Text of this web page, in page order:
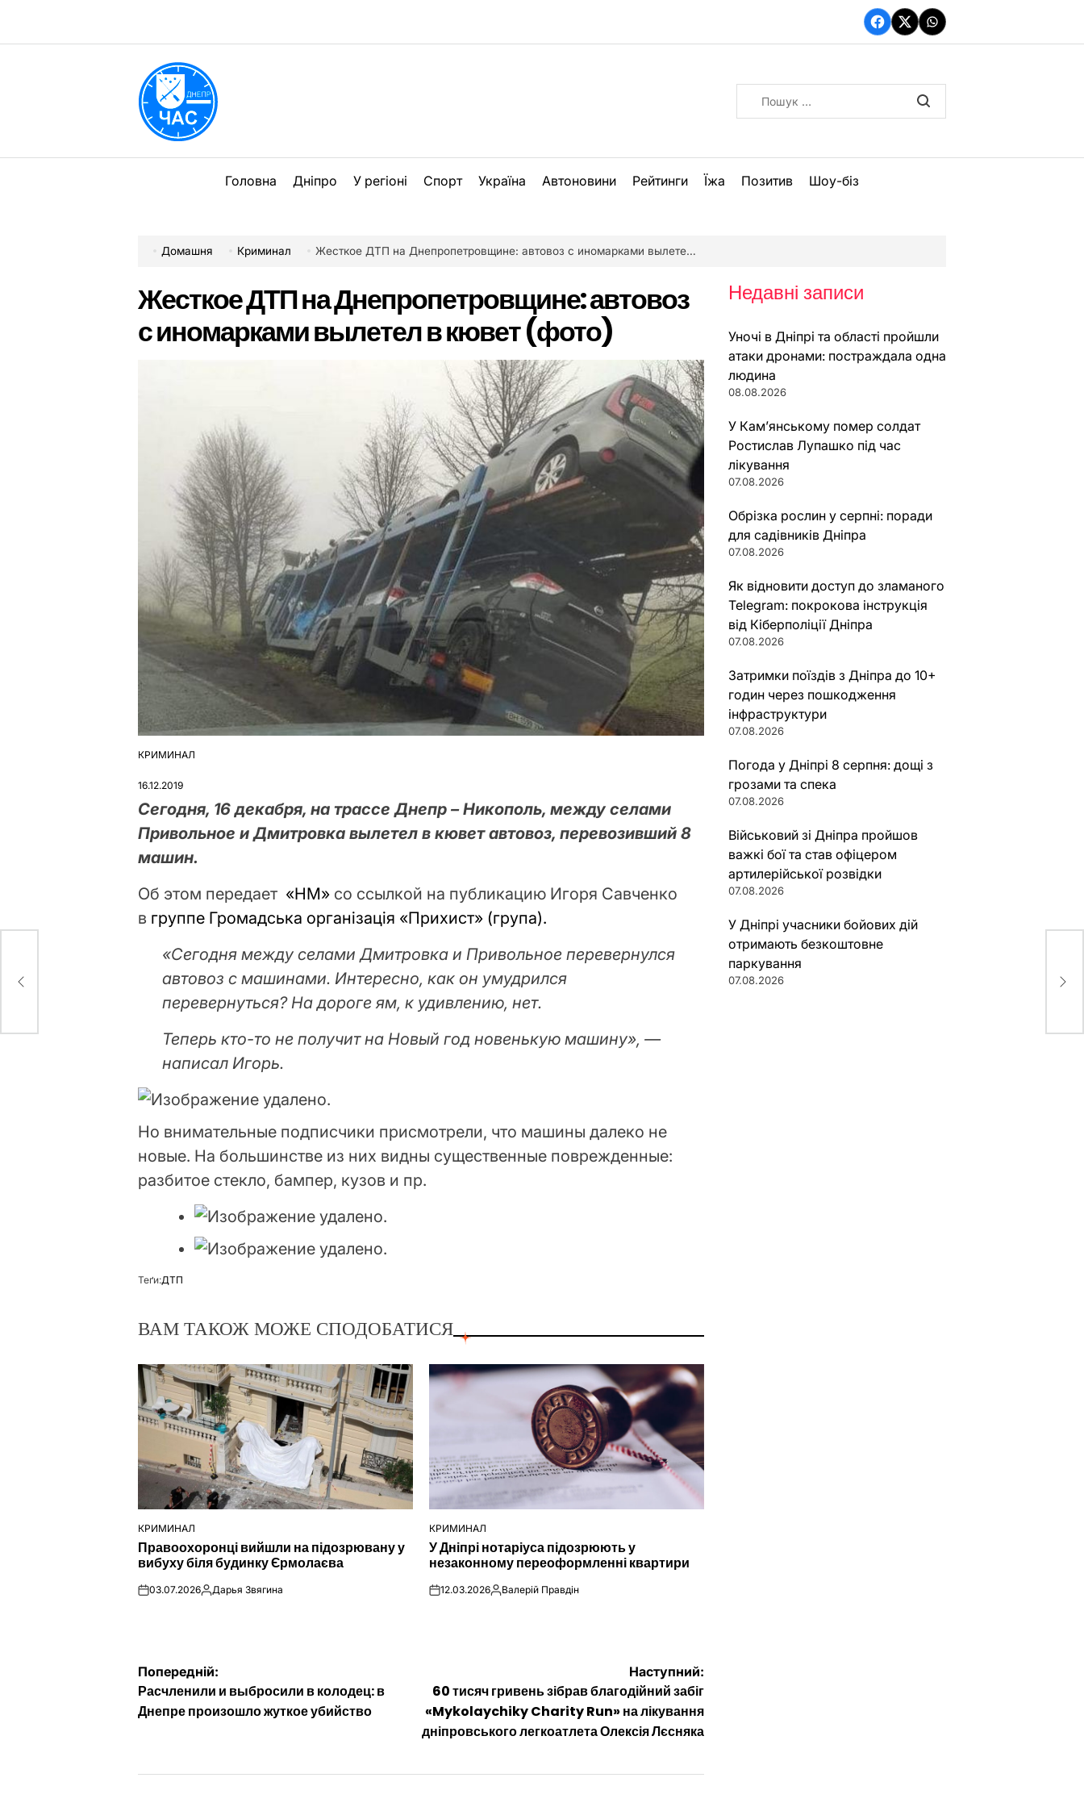
вмісту
Facebook
TwitterWhatsApp
Головна Дніпро У регіоні Спорт Україна Автоновини Рейтинги Їжа Позитив Шоу-біз
Домашня Криминал Жесткое ДТП на Днепропетровщине: автовоз с иномарками вылетел в кювет (фото)
Жесткое ДТП на Днепропетровщине: автовоз
с иномарками вылетел в кювет (фото)
ОПУБЛІКУВАТИ
КРИМИНАЛ
16.12.2019
Сегодня, 16 декабря, на трассе Днепр – Никополь, между селами
Привольное и Дмитровка вылетел в кювет автовоз, перевозивший 8
машин.
Об этом передает «НМ» со ссылкой на публикацию Игоря Савченко
в группе Громадська організація «Прихист» (група).
«Сегодня между селами Дмитровка и Привольное перевернулся
автовоз с машинами. Интересно, как он умудрился
перевернуться? На дороге ям, к удивлению, нет.
Теперь кто-то не получит на Новый год новенькую машину», —
написал Игорь.
Но внимательные подписчики присмотрели, что машины далеко не
новые. На большинстве из них видны существенные поврежденные:
разбитое стекло, бампер, кузов и пр.
Теґи:ДТП
ВАМ ТАКОЖ МОЖЕ СПОДОБАТИСЯ
ОПУБЛІКУВАТИ
КРИМИНАЛ
Правоохоронці вийшли на підозрювану у
вибуху біля будинку Єрмолаєва
on03.07.2026Опубліковано
Дарья Звягина
ОПУБЛІКУВАТИ
У
КРИМИНАЛ
У Дніпрі нотаріуса підозрюють у
незаконному переоформленні квартири
on12.03.2026Опубліковано
Валерій Правдін
Навігація
записів
Попередній:
Расчленили и выбросили в колодец: в
Днепре произошло жуткое убийство
Наступний:
60 тисяч гривень зібрав благодійний забіг
«Mykolaychiky Charity Run» на лікування
дніпровського легкоатлета Олексія Лєсняка
Недавні записи
Уночі в Дніпрі та області пройшли
атаки дронами: постраждала одна
людина
08.08.2026
У Кам’янському помер солдат
Ростислав Лупашко під час
лікування
07.08.2026
Обрізка рослин у серпні: поради
для садівників Дніпра
07.08.2026
Як відновити доступ до зламаного
Telegram: покрокова інструкція
від Кіберполіції Дніпра
07.08.2026
Затримки поїздів з Дніпра до 10+
годин через пошкодження
інфраструктури
07.08.2026
Погода у Дніпрі 8 серпня: дощі з
грозами та спека
07.08.2026
Військовий зі Дніпра пройшов
важкі бої та став офіцером
артилерійської розвідки
07.08.2026
У Дніпрі учасники бойових дій
отримають безкоштовне
паркування
07.08.2026